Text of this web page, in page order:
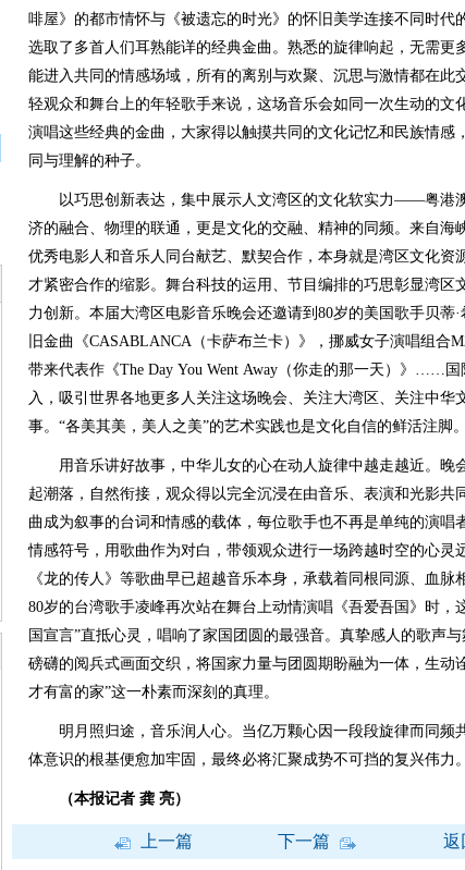
啡屋》的都市情怀与《被遗忘的时光》的怀旧美学连接不同时
选取了多首人们耳熟能详的经典金曲。熟悉的旋律响起，无需更
能进入共同的情感场域，所有的离别与欢聚、沉思与激情都在此
轻观众和舞台上的年轻歌手来说，这场音乐会如同一次生动的文
演唱这些经典的金曲，大家得以触摸共同的文化记忆和民族情感
同与理解的种子。
以巧思创新表达，集中展示人文湾区的文化软实力——粤港
济的融合、物理的联通，更是文化的交融、精神的同频。来自海
优秀电影人和音乐人同台献艺、默契合作，本身就是湾区文化资
才紧密合作的缩影。舞台科技的运用、节目编排的巧思彰显湾区
力创新。本届大湾区电影音乐晚会还邀请到80岁的美国歌手贝蒂
旧金曲《CASABLANCA（卡萨布兰卡）》，挪威女子演唱组合
带来代表作《The Day You Went Away（你走的那一天）》……国
入，吸引世界各地更多人关注这场晚会、关注大湾区、关注中华
事。“各美其美，美人之美”的艺术实践也是文化自信的鲜活注脚。
用音乐讲好故事，中华儿女的心在动人旋律中越走越近。晚
起潮落，自然衔接，观众得以完全沉浸在由音乐、表演和光影共
曲成为叙事的台词和情感的载体，每位歌手也不再是单纯的演唱
情感符号，用歌曲作为对白，带领观众进行一场跨越时空的心灵
《龙的传人》等歌曲早已超越音乐本身，承载着同根同源、血脉
80岁的台湾歌手凌峰再次站在舞台上动情演唱《吾爱吾国》时，
国宣言”直抵心灵，唱响了家国团圆的最强音。真挚感人的歌声
磅礴的阅兵式画面交织，将国家力量与团圆期盼融为一体，生动
才有富的家”这一朴素而深刻的真理。
明月照归途，音乐润人心。当亿万颗心因一段段旋律而同频
体意识的根基便愈加牢固，最终必将汇聚成势不可挡的复兴伟力。
（本报记者 龚 亮）
上一篇 下一篇 返